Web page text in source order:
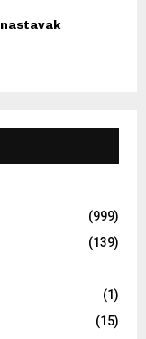
nastavak
(999)
(139)
(1)
(15)